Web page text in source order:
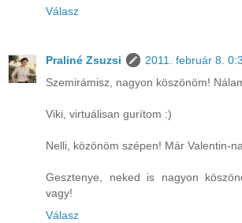
Válasz
Praliné Zsuzsi
2011. február 8.
Szemirámisz, nagyon köszönöm!
Viki, virtuálisan gurítom :)
Nelli, közönöm szépen! Már Valentin-
Gesztenye, neked is nagyon
vagy!
Válasz